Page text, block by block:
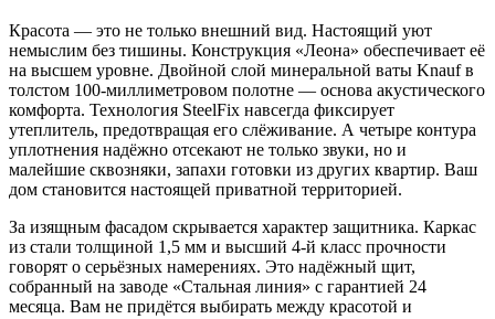
Красота — это не только внешний вид. Настоящий уют
немыслим без тишины. Конструкция «Леона» обеспечивает её
на высшем уровне. Двойной слой минеральной ваты Knauf в
толстом 100-миллиметровом полотне — основа акустического
комфорта. Технология SteelFix навсегда фиксирует
утеплитель, предотвращая его слёживание. А четыре контура
уплотнения надёжно отсекают не только звуки, но и
малейшие сквозняки, запахи готовки из других квартир. Ваш
дом становится настоящей приватной территорией.
За изящным фасадом скрывается характер защитника. Каркас
из стали толщиной 1,5 мм и высший 4-й класс прочности
говорят о серьёзных намерениях. Это надёжный щит,
собранный на заводе «Стальная линия» с гарантией 24
месяца. Вам не придётся выбирать между красотой и